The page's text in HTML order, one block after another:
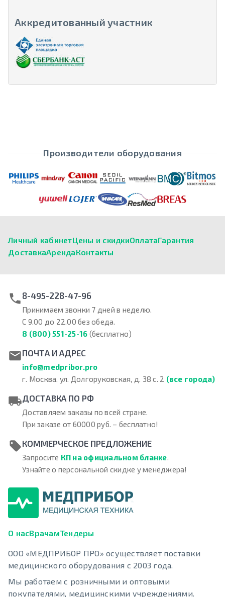
Аккредитованный участник
Производители оборудования
Личный кабинетЦены и скидкиОплатаГарантия
ДоставкаАрендаКонтакты
8-495-228-47-96
Принимаем звонки 7 дней в неделю.
С 9.00 до 22.00 без обеда.
8 (800) 551-25-16 (бесплатно)
ПОЧТА И АДРЕС
info@medpribor.pro
г. Москва, ул. Долгоруковская, д. 38 с. 2 (все города)
ДОСТАВКА ПО РФ
Доставляем заказы по всей стране.
При заказе от 60000 руб. – бесплатно!
КОММЕРЧЕСКОЕ ПРЕДЛОЖЕНИЕ
Запросите КП на официальном бланке.
Узнайте о персональной скидке у менеджера!
О насВрачамТендеры
ООО «МЕДПРИБОР ПРО» осуществляет поставки
медицинского оборудования с 2003 года.
Мы работаем с розничными и оптовыми
покупателями, медицинскими учреждениями.